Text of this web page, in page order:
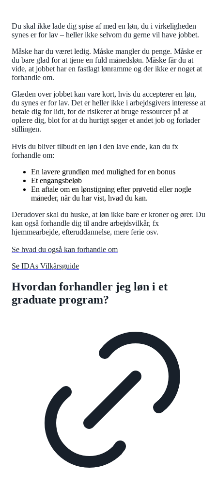
Du skal ikke lade dig spise af med en løn, du i virkeligheden
synes er for lav – heller ikke selvom du gerne vil have jobbet.
Måske har du været ledig. Måske mangler du penge. Måske er
du bare glad for at tjene en fuld månedsløn. Måske får du at
vide, at jobbet har en fastlagt lønramme og der ikke er noget at
forhandle om.
Glæden over jobbet kan vare kort, hvis du accepterer en løn,
du synes er for lav. Det er heller ikke i arbejdsgivers interesse at
betale dig for lidt, for de risikerer at bruge ressourcer på at
oplære dig, blot for at du hurtigt søger et andet job og forlader
stillingen.
Hvis du bliver tilbudt en løn i den lave ende, kan du fx
forhandle om:
En lavere grundløn med mulighed for en bonus
Et engangsbeløb
En aftale om en lønstigning efter prøvetid eller nogle
måneder, når du har vist, hvad du kan.
Derudover skal du huske, at løn ikke bare er kroner og ører. Du
kan også forhandle dig til andre arbejdsvilkår, fx
hjemmearbejde, efteruddannelse, mere ferie osv.
Se hvad du også kan forhandle om
Se IDAs Vilkårsguide
Hvordan forhandler jeg løn i et
graduate program?